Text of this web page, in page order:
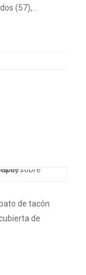
(57),…
de tacón
de